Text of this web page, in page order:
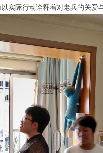
际行动诠释着对老兵的关爱与